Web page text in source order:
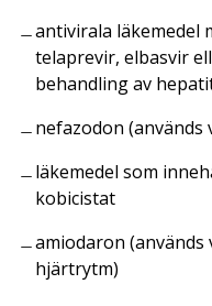
antivirala läkemedel
telaprevir, elbasvir
behandling av
nefazodon (används
läkemedel som
kobicistat
amiodaron
hjärtrytm)